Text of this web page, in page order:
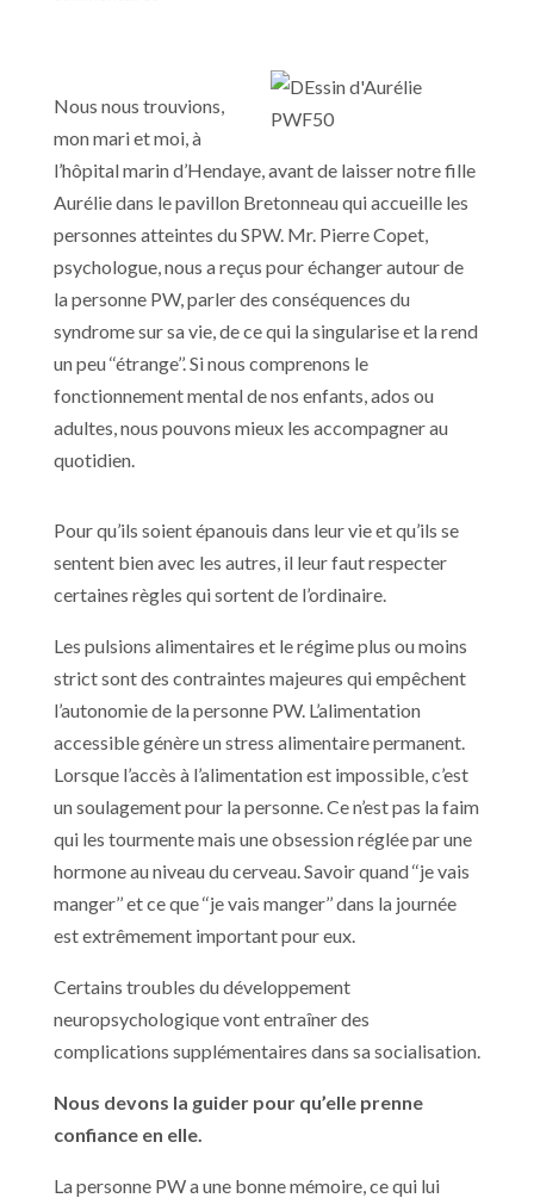
Nous nous trouvions,
mon mari et moi, à
l’hôpital marin d’Hendaye, avant de laisser notre fille
Aurélie dans le pavillon Bretonneau qui accueille les
personnes atteintes du SPW. Mr. Pierre Copet,
psychologue, nous a reçus pour échanger autour de
la personne PW, parler des conséquences du
syndrome sur sa vie, de ce qui la singularise et la rend
un peu ‘‘étrange’’. Si nous comprenons le
fonctionnement mental de nos enfants, ados ou
adultes, nous pouvons mieux les accompagner au
quotidien.
Pour qu’ils soient épanouis dans leur vie et qu’ils se
sentent bien avec les autres, il leur faut respecter
certaines règles qui sortent de l’ordinaire.
Les pulsions alimentaires et le régime plus ou moins
strict sont des contraintes majeures qui empêchent
l’autonomie de la personne PW. L’alimentation
accessible génère un stress alimentaire permanent.
Lorsque l’accès à l’alimentation est impossible, c’est
un soulagement pour la personne. Ce n’est pas la faim
qui les tourmente mais une obsession réglée par une
hormone au niveau du cerveau. Savoir quand ‘‘je vais
manger’’ et ce que ‘‘je vais manger’’ dans la journée
est extrêmement important pour eux.
Certains troubles du développement
neuropsychologique vont entraîner des
complications supplémentaires dans sa socialisation.
Nous devons la guider pour qu’elle prenne
confiance en elle.
La personne PW a une bonne mémoire, ce qui lui